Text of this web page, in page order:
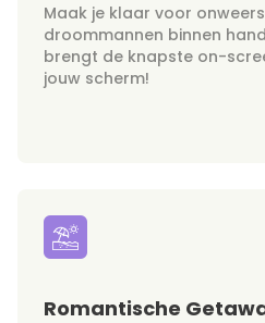
Maak je klaar voor
droommannen binnen
brengt de knapste on-
jouw scherm!
Romantische